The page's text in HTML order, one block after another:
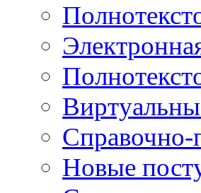
Справочно-
Новые